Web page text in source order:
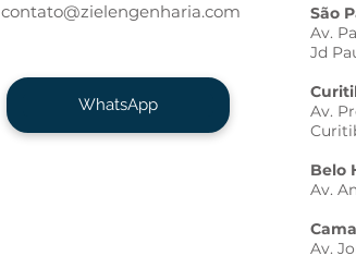
contato@zielengenharia.com
WhatsApp
São
Av.
Jd
Av.
Belo
Av.
Av.